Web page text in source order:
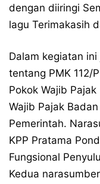
dengan diiringi
lagu Terimakasih
Dalam kegiatan
tentang PMK 112/
Pokok Wajib
Wajib Pajak
Pemerintah.
KPP Pratama
Fungsional
Kedua